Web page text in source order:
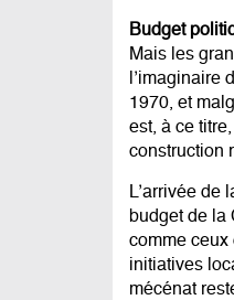
Budget
Mais les
l’imaginaire
1970, et
est, à ce
construction
L’arrivée de
budget de la
comme ceux
initiatives
mécénat